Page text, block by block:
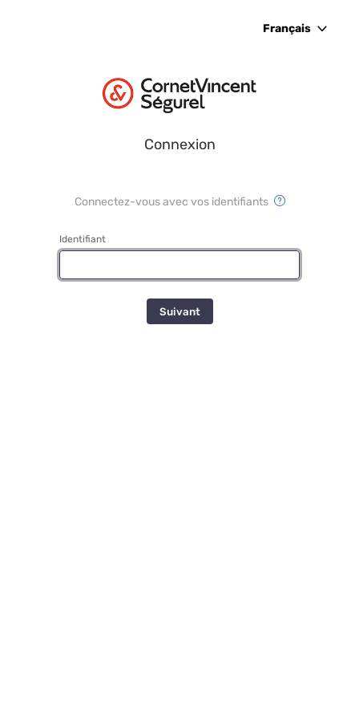
Français
Connexion
Connectez-vous avec vos identifiants
Identifiant
Suivant